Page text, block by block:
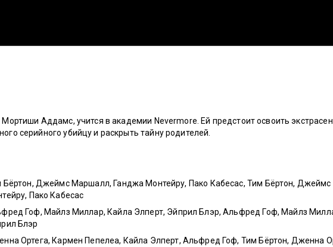
Аддамс, учится в академии Nevermore. Ей предстоит освоить
серийного убийцу и раскрыть тайну родителей.
Бёртон, Джеймс Маршалл, Ганджа Монтейру, Пако Кабесас, Тим Бёртон, Джеймс
, Пако Кабесас
Гоф, Майлз Миллар, Кайла Элперт, Эйприл Блэр,Альфред Гоф, Майлз
Блэр
Ортега, Кармен Пепелеа, Кайла Элперт, Альфред Гоф, Тим Бёртон, Дженна